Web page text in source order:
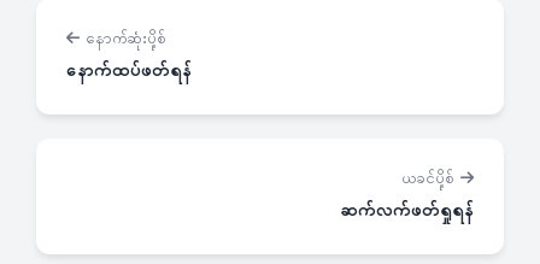
နောက်ဆုံးပို့စ်
နောက်ထပ်ဖတ်ရန်
ယခင်ပို့စ်
ဆက်လက်ဖတ်ရှုရန်